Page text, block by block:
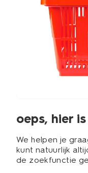
oeps, hier
We helpen je
kunt natuurlijk
de zoekfunctie